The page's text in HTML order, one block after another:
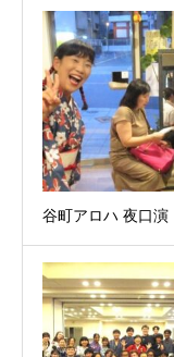
谷町アロハ 夜口演